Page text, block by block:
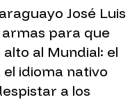
José Luis
para que
al Mundial: el
idioma nativo
a los